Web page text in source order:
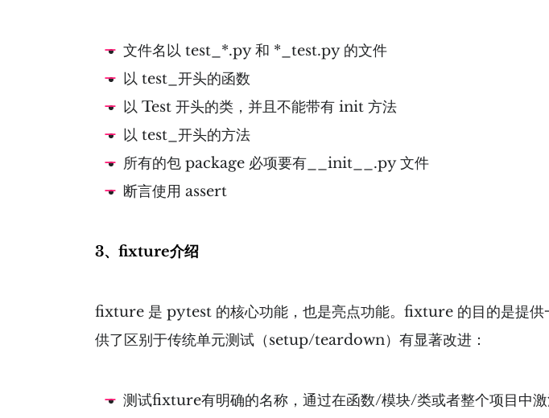
文件名以 test_*.py 和 *_test.py 的文件
以 test_开头的函数
以 Test 开头的类，并且不能带有 init 方法
以 test_开头的方法
所有的包 package 必项要有__init__.py 文件
断言使用 assert
3、fixture介绍
fixture 是 pytest 的核心功能，也是亮点功能。fixture 的目的是提
供了区别于传统单元测试（setup/teardown）有显著改进：
测试fixture有明确的名称，通过在函数/模块/类或者整个项目中激